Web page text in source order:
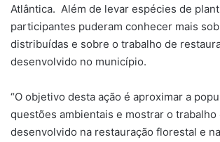
Atlântica. Além de levar espécies de
participantes puderam conhecer mais
distribuídas e sobre o trabalho de
desenvolvido no município.
“O objetivo desta ação é aproximar a
questões ambientais e mostrar o trabalho
desenvolvido na restauração florestal e